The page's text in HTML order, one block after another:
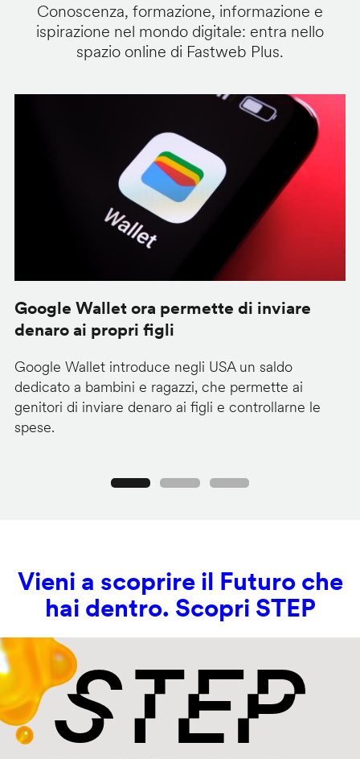
Conoscenza, formazione, informazione e
ispirazione nel mondo digitale: entra nello
spazio online di Fastweb Plus.
Google Wallet ora permette di inviare
denaro ai propri figli
Google Wallet introduce negli USA un saldo
dedicato a bambini e ragazzi, che permette ai
genitori di inviare denaro ai figli e controllarne le
spese.
Vieni a scoprire il Futuro che
hai dentro. Scopri STEP